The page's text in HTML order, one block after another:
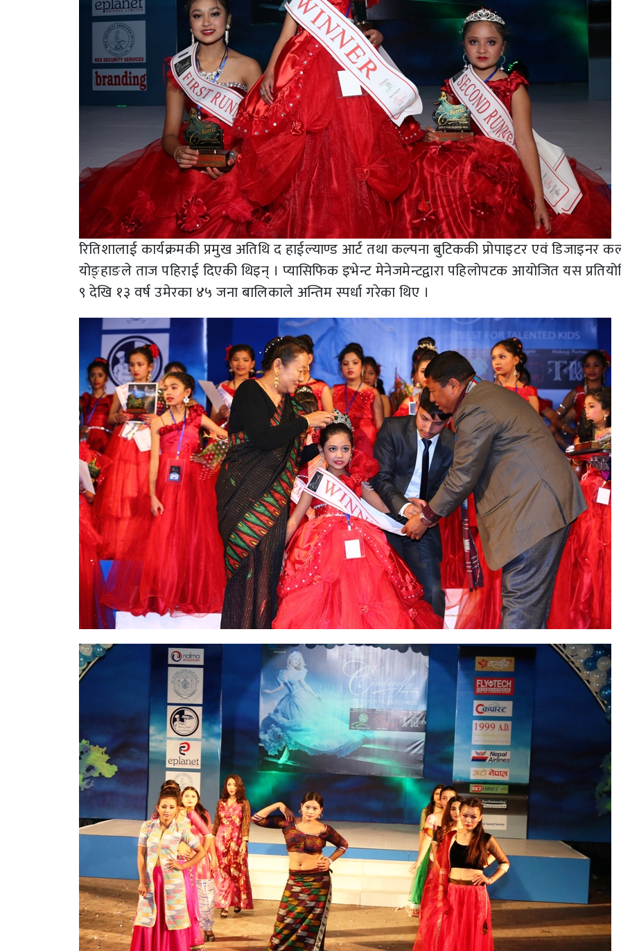
रितिशालाई कार्यक्रमकी प्रमुख अतिथि द हाईल्याण्ड आर्ट तथा कल्पना बुटिककी प्रोपाइटर एवं डिजाइनर
योङ्हाङले ताज पहिराई दिएकी थिइन् । प्यासिफिक इभेन्ट मेनेजमेन्टद्वारा पहिलोपटक आयोजित यस
९ देखि १३ वर्ष उमेरका ४५ जना बालिकाले अन्तिम स्पर्धा गरेका थिए ।